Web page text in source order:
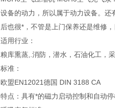
设备的动力，所以属于动力设备。
后也很*，不管是上门保养还是维修
适用行业：
粮库熏蒸,.消防，潜水，石油化工，
标准：
欧盟EN12021德国 DIN 3188 CA
特点：具有*的磁力启动控制和自动停